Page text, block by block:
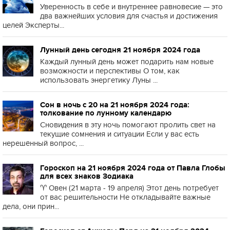
Уверенность в себе и внутреннее равновесие — это
два важнейших условия для счастья и достижения
целей Эксперты...
Лунный день сегодня 21 ноября 2024 года
Каждый лунный день может подарить нам новые
возможности и перспективы О том, как
использовать энергетику Луны ...
Сон в ночь с 20 на 21 ноября 2024 года:
толкование по лунному календарю
Сновидения в эту ночь помогают пролить свет на
текущие сомнения и ситуации Если у вас есть
нерешённый вопрос, ...
Гороскоп на 21 ноября 2024 года от Павла Глобы
для всех знаков Зодиака
♈️ Овен (21 марта - 19 апреля) Этот день потребует
от вас решительности Не откладывайте важные
дела, они прин...